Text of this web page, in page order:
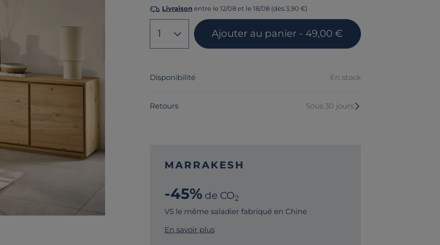
Livraison entre le 12/08 et le 18/08 (dès 3,90 €)
1 Ajouter au panier - 49,00 €
Disponibilité En stock
Retours Sous 30 jours
MARRAKESH
-45%de CO2
VS le même saladier fabriqué en Chine
En savoir plus